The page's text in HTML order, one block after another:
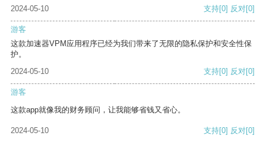
2024-05-10 支持[0] 反对[0]
游客
这款加速器VPM应用程序已经为我们带来了无限的隐私保护和安全性保
护。
2024-05-10
支持[0] 反对[0]
游客
这款app就像我的财务顾问，让我能够省钱又省心。
2024-05-10 支持[0] 反对[0]